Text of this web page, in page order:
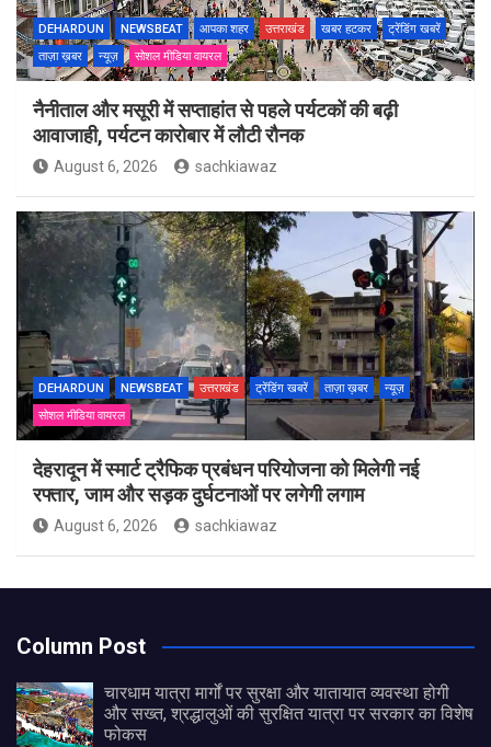
DEHARDUN NEWSBEAT आपका शहर उत्तराखंड खबर हटकर
ट्रेंडिंग खबरें
ताज़ा ख़बर
न्यूज़ सोशल मीडिया वायरल
नैनीताल और मसूरी में सप्ताहांत से पहले पर्यटकों की बढ़ी
आवाजाही, पर्यटन कारोबार में लौटी रौनक
August 6, 2026 sachkiawaz
DEHARDUN NEWSBEAT उत्तराखंड ट्रेंडिंग खबरें ताज़ा ख़बर
न्यूज़
सोशल मीडिया वायरल
देहरादून में स्मार्ट ट्रैफिक प्रबंधन परियोजना को मिलेगी नई
रफ्तार, जाम और सड़क दुर्घटनाओं पर लगेगी लगाम
August 6, 2026 sachkiawaz
Column Post
चारधाम यात्रा मार्गों पर सुरक्षा और यातायात व्यवस्था होगी
और सख्त, श्रद्धालुओं की सुरक्षित यात्रा पर सरकार का विशेष
फोकस